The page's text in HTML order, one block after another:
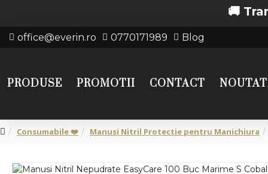
🚚
office@everin.ro 0770171989 Blog
PRODUSE PROMOTII CONTACT
Consumabile ❤️ Manusi Nitril Protectie pentru Manichiura